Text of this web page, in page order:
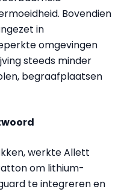
Bovendien
in
omgevingen
steeds minder
begraafplaatsen
werkte Allett
om lithium-
te integreren en